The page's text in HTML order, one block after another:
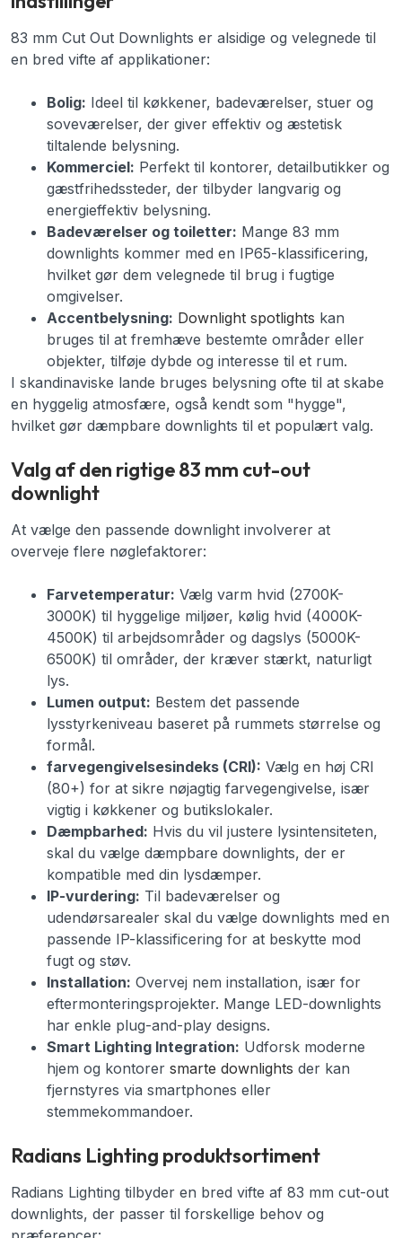
83 mm Cut Out Downlights er alsidige og velegnede til
en bred vifte af applikationer:
Bolig: Ideel til køkkener, badeværelser, stuer og
soveværelser, der giver effektiv og æstetisk
tiltalende belysning.
Kommerciel: Perfekt til kontorer, detailbutikker og
gæstfrihedssteder, der tilbyder langvarig og
energieffektiv belysning.
Badeværelser og toiletter: Mange 83 mm
downlights kommer med en IP65-klassificering,
hvilket gør dem velegnede til brug i fugtige
omgivelser.
Accentbelysning: Downlight spotlights kan
bruges til at fremhæve bestemte områder eller
objekter, tilføje dybde og interesse til et rum.
I skandinaviske lande bruges belysning ofte til at skabe
en hyggelig atmosfære, også kendt som "hygge",
hvilket gør dæmpbare downlights til et populært valg.
Valg af den rigtige 83 mm cut-out
downlight
At vælge den passende downlight involverer at
overveje flere nøglefaktorer:
Farvetemperatur: Vælg varm hvid (2700K-
3000K) til hyggelige miljøer, kølig hvid (4000K-
4500K) til arbejdsområder og dagslys (5000K-
6500K) til områder, der kræver stærkt, naturligt
lys.
Lumen output: Bestem det passende
lysstyrkeniveau baseret på rummets størrelse og
formål.
farvegengivelsesindeks (CRI): Vælg en høj CRI
(80+) for at sikre nøjagtig farvegengivelse, især
vigtig i køkkener og butikslokaler.
Dæmpbarhed: Hvis du vil justere lysintensiteten,
skal du vælge dæmpbare downlights, der er
kompatible med din lysdæmper.
IP-vurdering: Til badeværelser og
udendørsarealer skal du vælge downlights med en
passende IP-klassificering for at beskytte mod
fugt og støv.
Installation: Overvej nem installation, især for
eftermonteringsprojekter. Mange LED-downlights
har enkle plug-and-play designs.
Smart Lighting Integration: Udforsk moderne
hjem og kontorer smarte downlights der kan
fjernstyres via smartphones eller
stemmekommandoer.
Radians Lighting produktsortiment
Radians Lighting tilbyder en bred vifte af 83 mm cut-out
downlights, der passer til forskellige behov og